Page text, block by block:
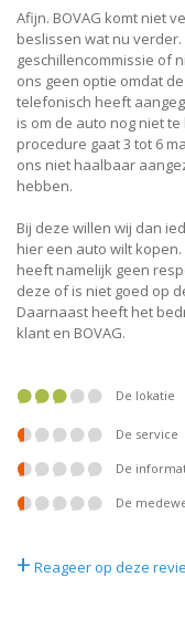
Afijn. BOVAG komt niet
beslissen wat nu
geschillencommissie of
ons geen optie omdat
telefonisch heeft
is om de auto nog niet
procedure gaat 3 tot 6
ons niet haalbaar
hebben.
Bij deze willen wij dan
hier een auto wilt
heeft namelijk geen
deze of is niet goed op
Daarnaast heeft het
klant en BOVAG.
De lokatie
De service
De
De
+ Reageer op deze